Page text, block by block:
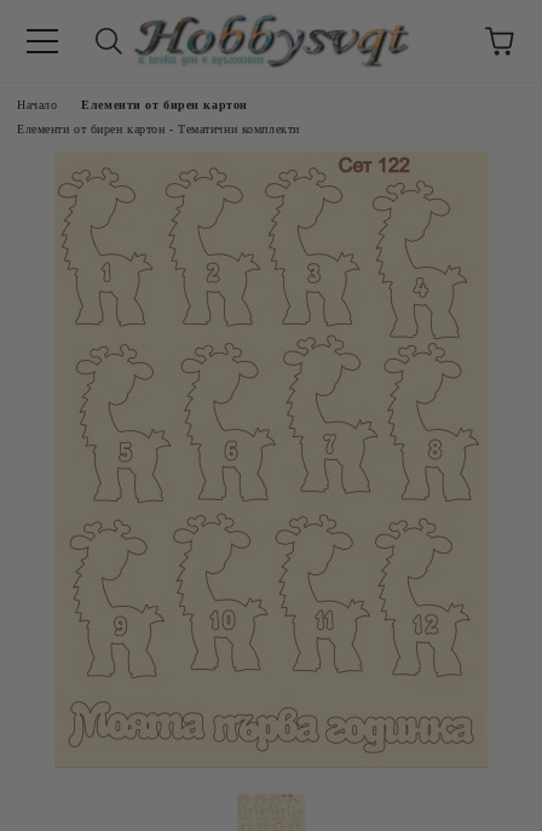
Начало
Елементи от бирен картон
Елементи от бирен картон - Тематични комплекти